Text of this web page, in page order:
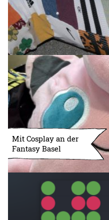
Mit Cosplay an der
Fantasy Basel